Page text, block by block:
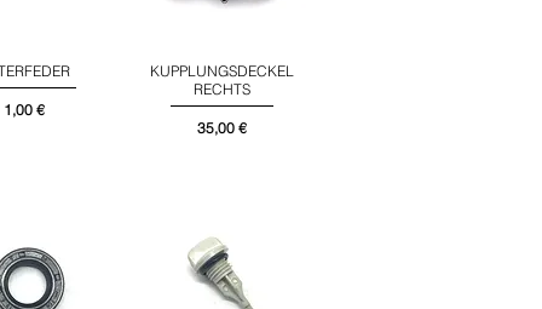
Preis
1,00 €
Schnellansicht
KUPPLUNGSDECKEL
RECHTS
Preis
35,00 €